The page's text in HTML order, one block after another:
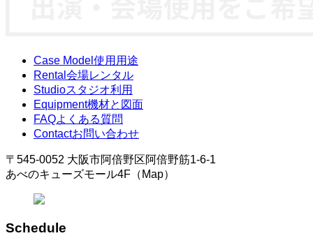
Case Model 使用用途
Rental 会場レンタル
Studioスタジオ利用
Equipment機材と図面
FAQよくある質問
Contactお問い合わせ
〒545-0052 大阪市阿倍野区阿倍野筋1-6-1
あべのキューズモール4F（Map）
Schedule